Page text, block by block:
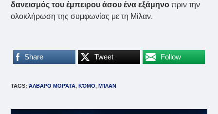
δανεισμός του έμπειρου άσου ένα εξάμηνοπριν την
ολοκλήρωση της συμφωνίας με τη Μίλαν.
Share Tweet Follow
TAGS:ΆΛΒΑΡΟ ΜΟΡΆΤΑ, ΚΌΜΟ, ΜΊΛΑΝ